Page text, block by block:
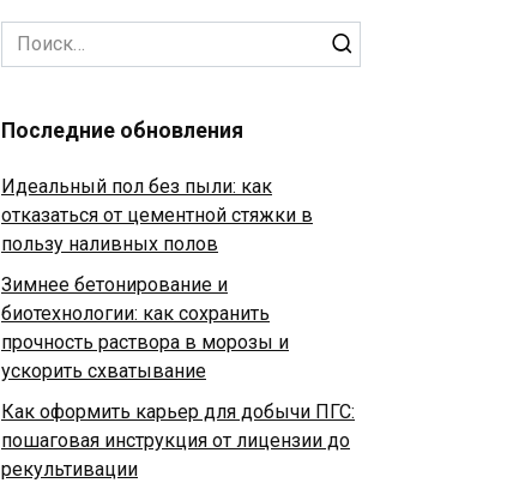
Search
for:
Последние обновления
Идеальный пол без пыли: как
отказаться от цементной стяжки в
пользу наливных полов
Зимнее бетонирование и
биотехнологии: как сохранить
прочность раствора в морозы и
ускорить схватывание
Как оформить карьер для добычи ПГС:
пошаговая инструкция от лицензии до
рекультивации